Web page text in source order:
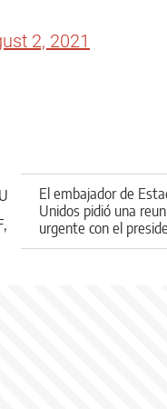
2, 2021
El embajador de
Unidos pidió una
urgente con el
de la Cooperativa